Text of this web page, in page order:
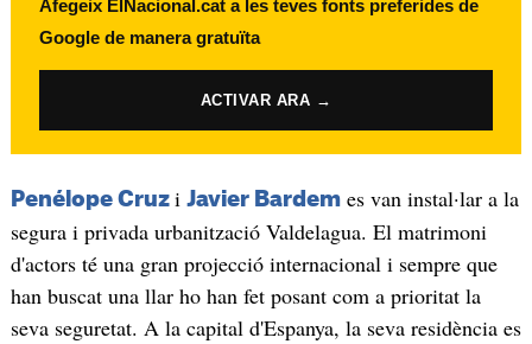
Afegeix ElNacional.cat a les teves fonts preferides de
Google de manera gratuïta
ACTIVAR ARA →
Penélope Cruz i Javier Bardemes van instal·lar a la
segura i privada urbanització Valdelagua. El matrimoni
d'actors té una gran projecció internacional i sempre que
han buscat una llar ho han fet posant com a prioritat la
seva seguretat. A la capital d'Espanya, la seva residència es